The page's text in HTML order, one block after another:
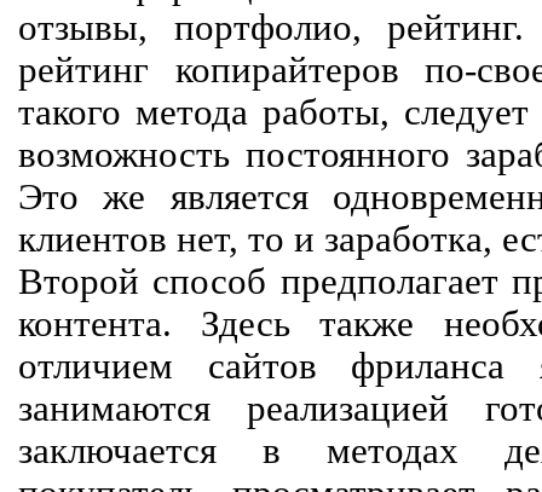
отзывы, портфолио,
рейтинг копирайтеров по-
такого метода работы,
возможность постоянного
Это же является
клиентов нет, то и заработка,
Второй способ предполагает
контента. Здесь также
отличием сайтов
занимаются реализацией
заключается в методах